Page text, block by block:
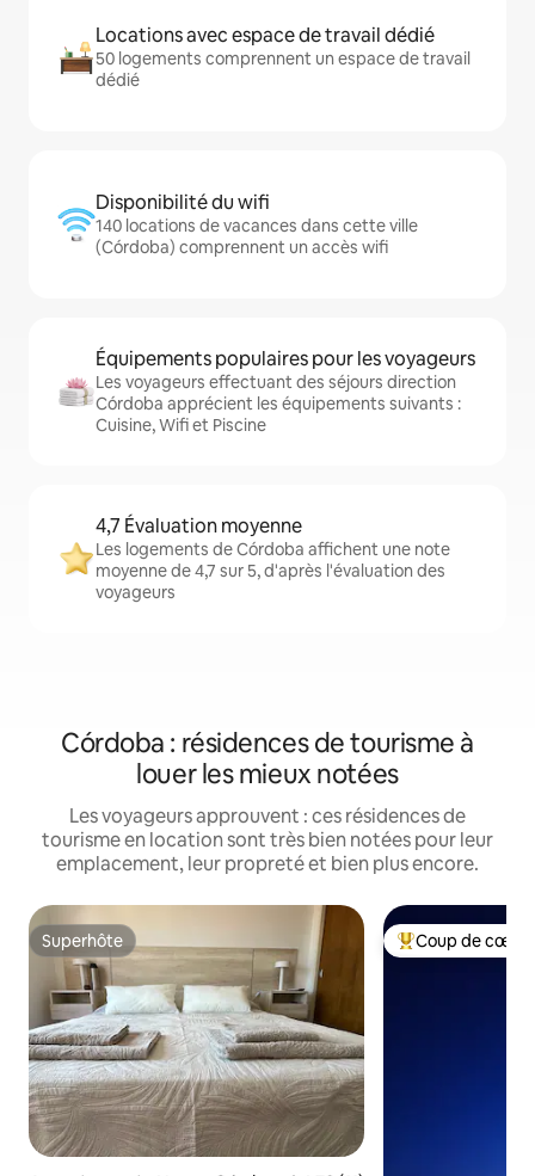
Locations avec espace de travail dédié
50 logements comprennent un espace de travail
dédié
Disponibilité du wifi
140 locations de vacances dans cette ville
(Córdoba) comprennent un accès wifi
Équipements populaires pour les voyageurs
Les voyageurs effectuant des séjours direction
Córdoba apprécient les équipements suivants :
Cuisine, Wifi et Piscine
4,7 Évaluation moyenne
Les logements de Córdoba affichent une note
moyenne de 4,7 sur 5, d'après l'évaluation des
voyageurs
Córdoba : résidences de tourisme à
louer les mieux notées
Les voyageurs approuvent : ces résidences de
tourisme en location sont très bien notées pour leur
emplacement, leur propreté et bien plus encore.
Superhôte
Superhôte Coups de cœur
Coup de cœur